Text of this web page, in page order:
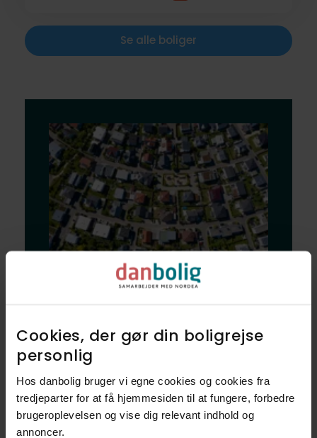
Cookies, der gør din boligrejse
personlig​
Hos danbolig bruger vi egne cookies og cookies fra
tredjeparter for at få hjemmesiden til at fungere, forbedre
brugeroplevelsen og vise dig relevant indhold og
annoncer.​
Se alle boliger
Bliv klogere på
dine nye naboer
og dit nye
nabolag
Udforsk vores finmaskede data, og